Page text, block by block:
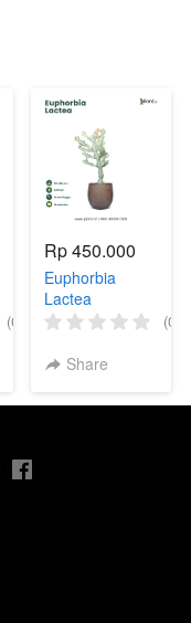
(0)
Rp 450.000
Euphorbia
Lactea
(0)
Share